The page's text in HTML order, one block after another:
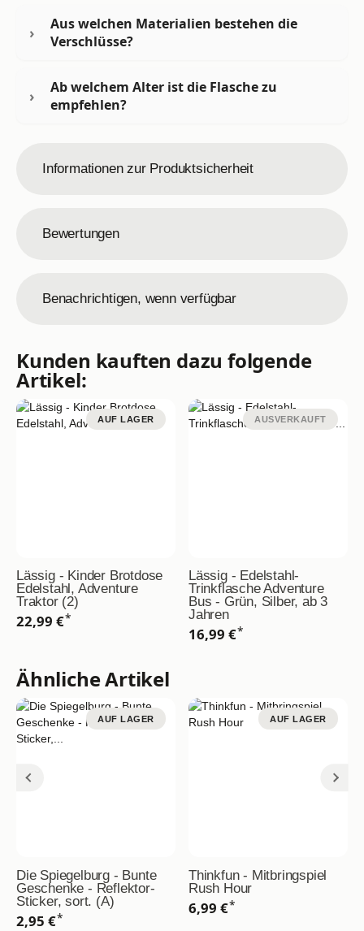
Aus welchen Materialien bestehen die
Verschlüsse?
Ab welchem Alter ist die Flasche zu
empfehlen?
Informationen zur Produktsicherheit
Bewertungen
Benachrichtigen, wenn verfügbar
Kunden kauften dazu folgende
Artikel:
AUF LAGER
Lässig - Kinder Brotdose
Edelstahl, Adventure
Traktor (2)
22,99 €*
AUSVERKAUFT
Lässig - Edelstahl-
Trinkflasche Adventure
Bus - Grün, Silber, ab 3
Jahren
16,99 €*
Ähnliche Artikel
AUF LAGER
Die Spiegelburg - Bunte
Geschenke - Reflektor-
Sticker, sort. (A)
2,95 €*
AUF LAGER
Thinkfun - Mitbringspiel
Rush Hour
6,99 €*